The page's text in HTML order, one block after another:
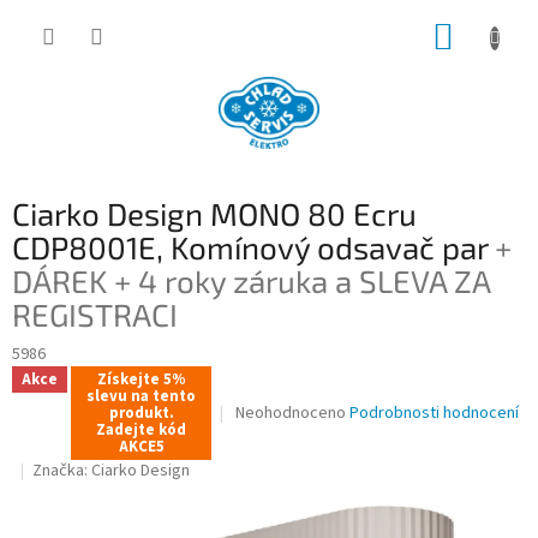
Ciarko Design MONO 80 Ecru
CDP8001E, Komínový odsavač par+
DÁREK + 4 roky záruka a SLEVA ZA
REGISTRACI
5986
Akce Získejte 5%
slevu na tento
produkt.
Zadejte kód
AKCE5
Průměrné
Neohodnoceno Podrobnosti hodnocení
Značka: Ciarko Design